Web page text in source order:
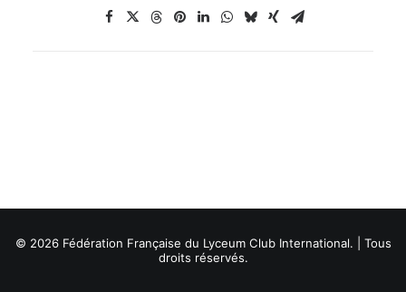
© 2026 Fédération Française du Lyceum Club International. | Tous
droits réservés.